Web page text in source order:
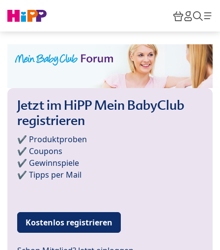
HiPP
Jetzt im HiPP Mein BabyClub
registrieren
✔️ Produktproben
✔️ Coupons
✔️ Gewinnspiele
✔️ Tipps per Mail
Kostenlos registrieren